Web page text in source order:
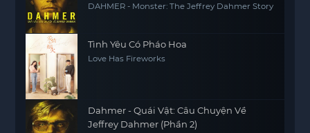
DAHMER - Monster: The Jeffrey Dahmer Story
Tình Yêu Có Pháo Hoa
Love Has Fireworks
Dahmer - Quái Vật: Câu Chuyện Về
Jeffrey Dahmer (Phần 2)